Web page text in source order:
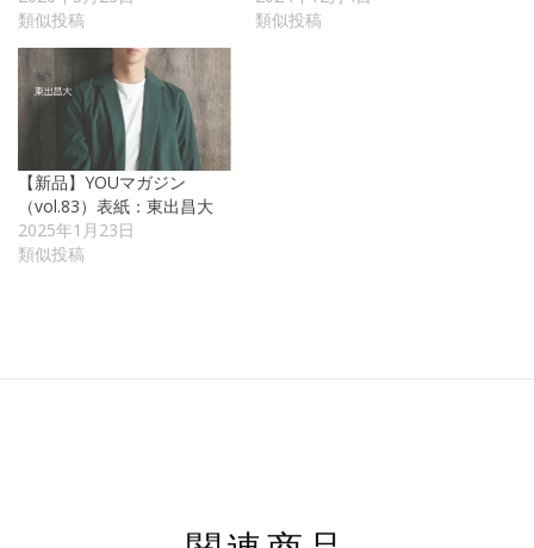
類似投稿
類似投稿
【新品】YOUマガジン
（vol.83）表紙：東出昌大
2025年1月23日
類似投稿